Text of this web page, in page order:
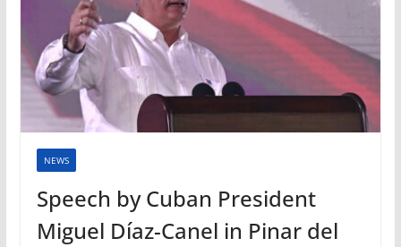
NEWS
Speech by Cuban President
Miguel Díaz-Canel in Pinar del